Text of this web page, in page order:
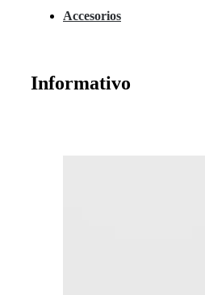
Accesorios
Informativo